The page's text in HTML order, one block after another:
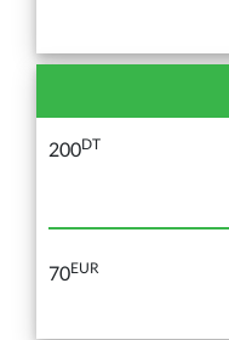
200DT
70EUR